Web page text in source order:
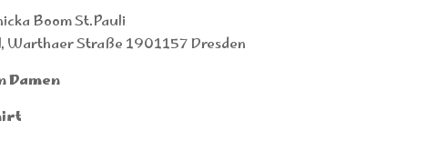
Boom St.Pauli
Warthaer Straße 1901157 Dresden
Damen